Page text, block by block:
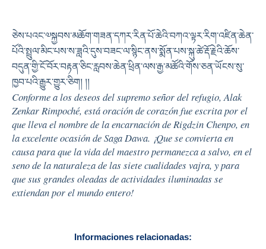
ཅེས་པའང་༧སྐྱབས་མཆོག་གཟན་དཀར་རིན་པོ་ཆེའི་བཀའ་ལྟར་རིག་འཛིན་ཆེན་
པོའི་སྤྲུལ་མིང་པས་ས་ཟླའི་དུས་བཟང་ལ་སྙིང་ནས་སྨོན་པས་སྐུ་ཚེ་རྡོ་རྗེའི་ཆོས་
བདུན་གྱི་ངོ་བོར་བརྟན་ཅིང་རླབས་ཆེན་ཕྲིན་ལས་རྒྱ་མཚོའི་གོས་ཅན་ཡོངས་སུ་
ཁྱབ་པའི་རྒྱུར་གྱུར་ཅིག། །།
Conforme a los deseos del supremo señor del refugio, Alak
Zenkar Rimpoché, está oración de corazón fue escrita por el
que lleva el nombre de la encarnación de Rigdzin Chenpo, en
la excelente ocasión de Saga Dawa. ¡Que se convierta en
causa para que la vida del maestro permanezca a salvo, en el
seno de la naturaleza de las siete cualidades vajra, y para
que sus grandes oleadas de actividades iluminadas se
extiendan por el mundo entero!
Informaciones relacionadas: